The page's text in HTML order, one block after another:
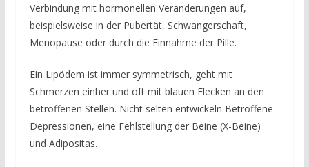
Verbindung mit hormonellen Veränderungen auf,
beispielsweise in der Pubertät, Schwangerschaft,
Menopause oder durch die Einnahme der Pille.
Ein Lipödem ist immer symmetrisch, geht mit
Schmerzen einher und oft mit blauen Flecken an den
betroffenen Stellen. Nicht selten entwickeln Betroffene
Depressionen, eine Fehlstellung der Beine (X-Beine)
und Adipositas.